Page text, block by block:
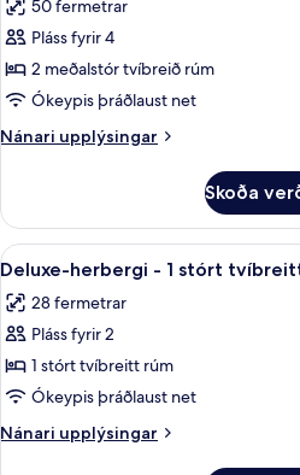
myndir
fyrir
Fjölskylduherbergi
50 fermetrar
Pláss fyrir 4
2 meðalstór tvíbreið rúm
Ókeypis þráðlaust net
Nánari upplýsingar
Nánari
Skoða
Skoða
allar
myndir
fyrir
Deluxe-
herbergi
-
1
7
Deluxe-herbergi - 1 stórt
28 fermetrar
Pláss fyrir 2
1 stórt tvíbreitt rúm
Ókeypis þráðlaust net
Nánari upplýsingar
Nánari